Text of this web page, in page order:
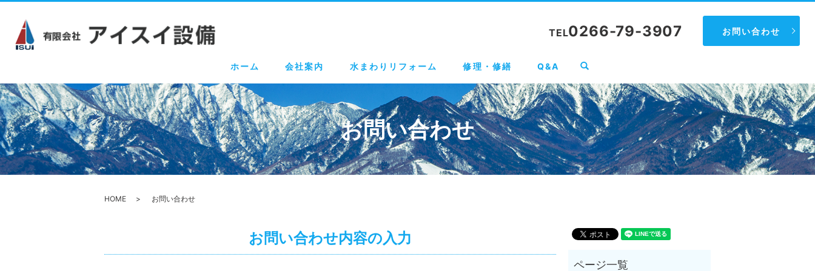
ホーム 会社案内 水まわりリフォーム 修理・修繕 Q&A search
TEL0266-79-3907 お問い合わせ
お問い合わせ
HOME お問い合わせ
お問い合わせ内容の入力